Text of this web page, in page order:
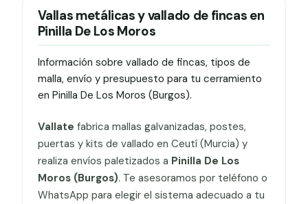
Vallas metálicas y vallado de fincas en
Pinilla De Los Moros
Información sobre vallado de fincas, tipos de
malla, envío y presupuesto para tu cerramiento
en Pinilla De Los Moros (Burgos).
Vallate fabrica mallas galvanizadas, postes,
puertas y kits de vallado en Ceutí (Murcia) y
realiza envíos paletizados a Pinilla De Los
Moros (Burgos). Te asesoramos por teléfono o
WhatsApp para elegir el sistema adecuado a tu